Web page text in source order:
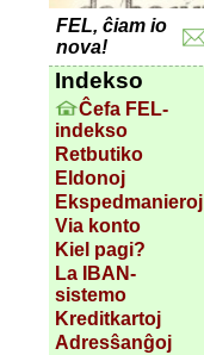
FEL, ĉiam io
nova!
Indekso
Ĉefa FEL-
indekso
Retbutiko
Eldonoj
Ekspedmanieroj
Via konto
Kiel pagi?
La IBAN-
sistemo
Kreditkartoj
Adresŝanĝoj